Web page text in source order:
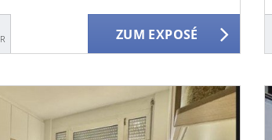
ZUM EXPOSÉ